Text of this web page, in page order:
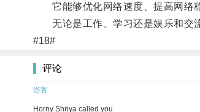
它能够优化网络速度、提高网络稳
无论是工作、学习还是娱乐和交流
#18#
评论
游客
Horny Shriya called you